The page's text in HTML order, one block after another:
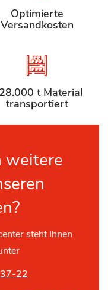
Optimierte
Versandkosten
t Material
transportiert
weitere
steht Ihnen
22